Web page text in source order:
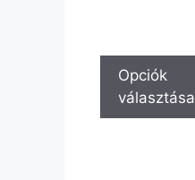
Opciók
választása